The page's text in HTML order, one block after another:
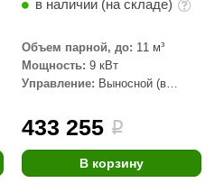
в наличии (на складе)
Объем парной, до: 11 м³
Мощность: 9 кВт
Управление: Выносной (в
433 255 i
В корзину